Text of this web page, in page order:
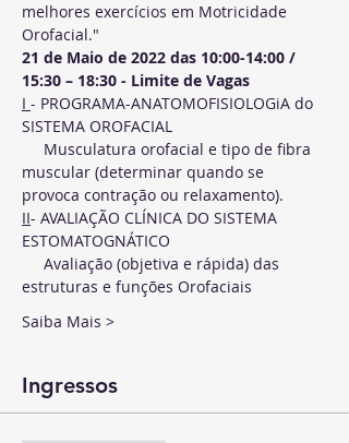
melhores exercícios em Motricidade
Orofacial."
21 de Maio de 2022 das 10:00-14:00 /
15:30 – 18:30 - Limite de Vagas
I - PROGRAMA-ANATOMOFISIOLOGiA do
SISTEMA OROFACIAL
Musculatura orofacial e tipo de fibra
muscular (determinar quando se
provoca contração ou relaxamento).
II- AVALIAÇÃO CLÍNICA DO SISTEMA
ESTOMATOGNÁTICO
Avaliação (objetiva e rápida) das
estruturas e funções Orofaciais
Saiba Mais >
Ingressos